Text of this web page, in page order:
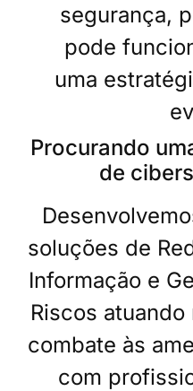
segurança,
pode
uma
Procurando
de
soluções de
Informação e
Riscos
combate às
com